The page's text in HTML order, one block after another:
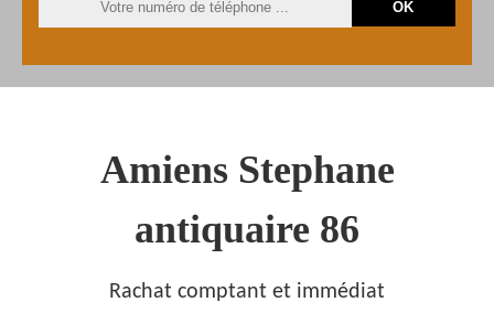
Amiens Stephane
antiquaire 86
Rachat comptant et immédiat